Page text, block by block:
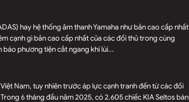
hay hệ thống âm thanh Yamaha như bản cao cấp nhất
cạnh gì bản cao cấp nhất của các đối thủ trong cùng
phương tiện cắt ngang khi lùi...
Nam, tuy nhiên trước áp lực cạnh tranh đến từ các đối
6 tháng đầu năm 2025, có 2.605 chiếc KIA Seltos bán